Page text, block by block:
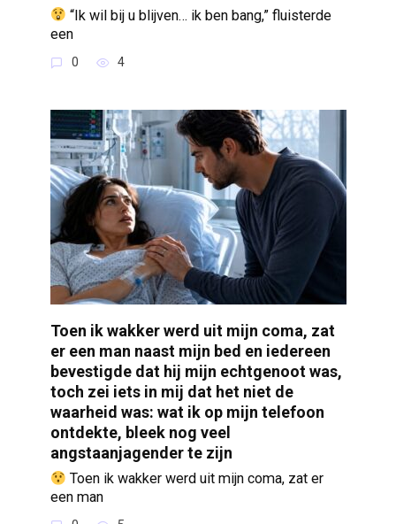
“Ik wil bij u blijven… ik ben bang,” fluisterde
een
0 4
Toen ik wakker werd uit mijn coma, zat
er een man naast mijn bed en iedereen
bevestigde dat hij mijn echtgenoot was,
toch zei iets in mij dat het niet de
waarheid was: wat ik op mijn telefoon
ontdekte, bleek nog veel
angstaanjagender te zijn
Toen ik wakker werd uit mijn coma, zat er
een man